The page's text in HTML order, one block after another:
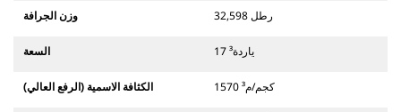
وزن الجرافة 32,598 رطل
السعة 17 ياردة³
الكثافة الاسمية (الرفع العالي) 1570 كجم/م³